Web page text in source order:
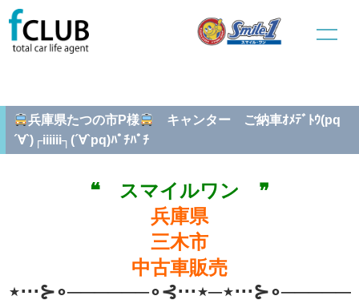
ホーム
兵庫県たつの市P様
キャンター ご納車ｵﾒﾃﾞﾄｳ(pq
´∀`)┌iiiiii┐(´∀`pq)ﾊﾟﾁﾊﾟﾁ
兵庫県たつの市P様
キャンター ご納車ｵﾒﾃﾞﾄｳ(pq
´∀`)┌iiiiii┐(´∀`pq)ﾊﾟﾁﾊﾟﾁ
❝ スマイルワン ❞
兵庫県
三木市
中古車販売